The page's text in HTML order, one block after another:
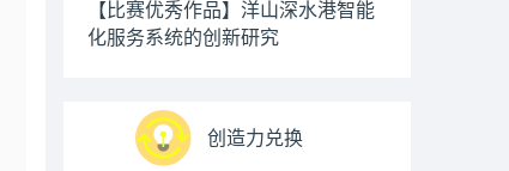
【比赛优秀作品】洋山深水港智能
化服务系统的创新研究
创造力兑换